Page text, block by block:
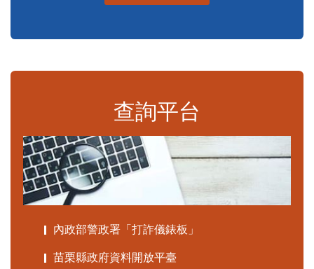
查詢平台
內政部警政署「打詐儀錶板」
苗栗縣政府資料開放平臺